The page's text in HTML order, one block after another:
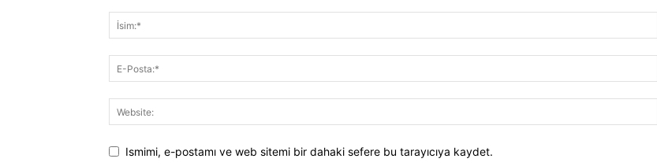
Ismimi, e-postamı ve web sitemi bir dahaki sefere bu tarayıcıya kaydet.